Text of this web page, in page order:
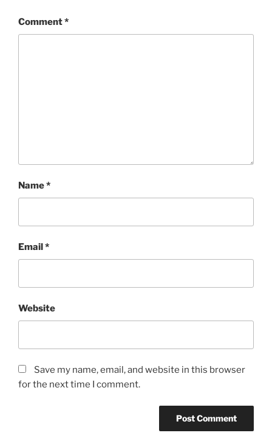
Comment*
Name*
Email*
Website
Save my name, email, and website in this browser
for the next time I comment.